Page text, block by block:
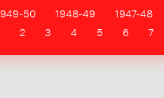
50
1948-49 1947-48
2 3 4 5 6 7